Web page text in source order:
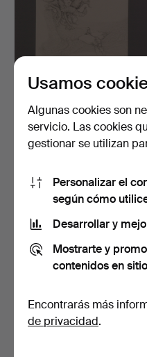
- RIMBAULT, GILLES. Dibujo
a lápiz erótico.
Subastado 30 jun 2020
405 USD
Usamos
Algunas cookies son
servicio. Las cookies
gestionar se utilizan
Personalizar el
según cómo
Desarrollar y
Mostrarte y
contenidos en
Encontrarás más
de privacidad.